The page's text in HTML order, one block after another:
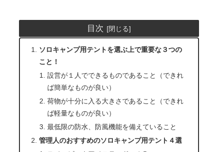
目次
ソロキャンプ用テントを選ぶ上で重要な３つの
こと！
設営が１人でできるものであること（できれ
ば簡単なものが良い）
荷物が十分に入る大きさであること（できれ
ば軽量なものが良い）
最低限の防水、防風機能を備えていること
管理人のおすすめのソロキャンプ用テント４選